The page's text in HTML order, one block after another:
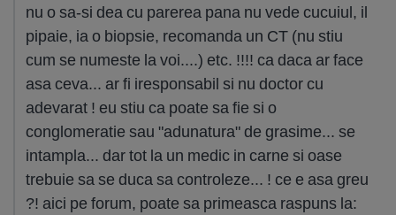
nu o sa-si dea cu parerea pana nu vede cucuiul, il
pipaie, ia o biopsie, recomanda un CT (nu stiu
cum se numeste la voi....) etc. !!!! ca daca ar face
asa ceva... ar fi iresponsabil si nu doctor cu
adevarat ! eu stiu ca poate sa fie si o
conglomeratie sau "adunatura" de grasime... se
intampla... dar tot la un medic in carne si oase
trebuie sa se duca sa controleze... ! ce e asa greu
?! aici pe forum, poate sa primeasca raspuns la: